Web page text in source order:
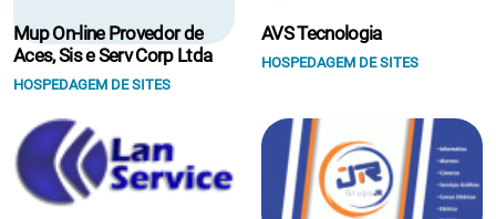
Mup On-line Provedor de
Aces, Sis e Serv Corp Ltda
HOSPEDAGEM DE SITES
AVS Tecnologia
HOSPEDAGEM DE SITES